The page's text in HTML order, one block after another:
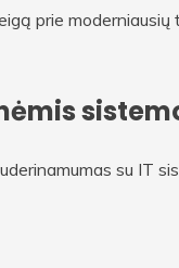
prie
su IT